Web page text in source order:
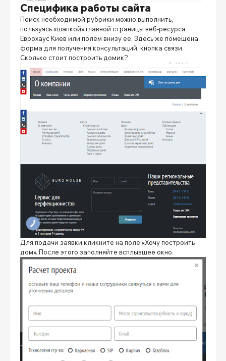
Специфика работы сайта
Поиск необходимой рубрики можно выполнить,
пользуясь «шапкой» главной страницы веб-ресурса
Еврохаус Киев или полем внизу ее. Здесь же помещена
форма для получения консультаций, кнопка связи.
Сколько стоит построить домик?
Для подачи заявки кликните на поле «Хочу построить
дом». После этого заполняйте всплывшее окно.